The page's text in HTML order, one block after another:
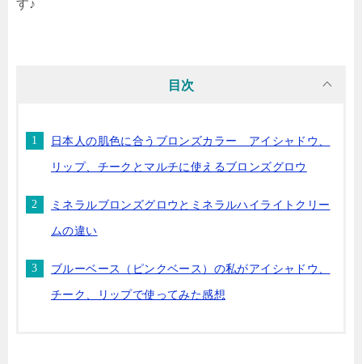
す♪
目次
日本人の肌色に合うブロンズカラー アイシャドウ、
リップ、チークとマルチに使えるブロンズグロウ
ミネラルブロンズグロウとミネラルハイライトクリー
ムの違い
ブルーベース（ピンクベース）の私がアイシャドウ、
チーク、リップで使ってみた感想